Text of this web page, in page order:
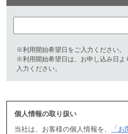
※利用開始希望日をご入力ください。
※利用開始希望日は、お申し込み日よ
入力ください。
個人情報の取り扱い
当社は、お客様の個人情報を、
「